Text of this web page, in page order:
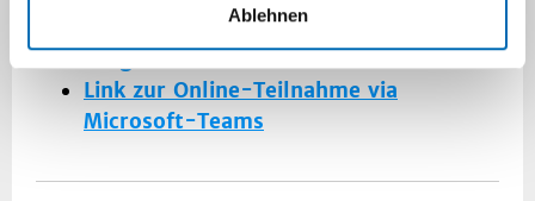
Ablehnen
Programm als PDF
Link zur Online-Teilnahme via
Microsoft-Teams